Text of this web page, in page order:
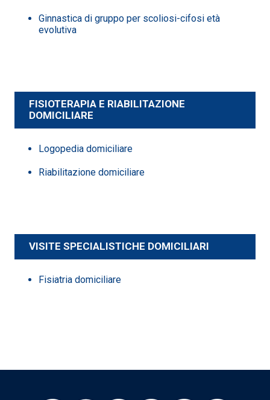
Ginnastica di gruppo per scoliosi-cifosi età
evolutiva
FISIOTERAPIA E RIABILITAZIONE
DOMICILIARE
Logopedia domiciliare
Riabilitazione domiciliare
VISITE SPECIALISTICHE DOMICILIARI
Fisiatria domiciliare